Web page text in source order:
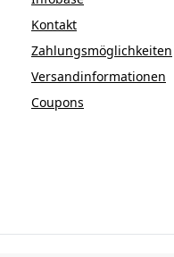
Kontakt
Zahlungsmöglichkeiten
Versandinformationen
Coupons